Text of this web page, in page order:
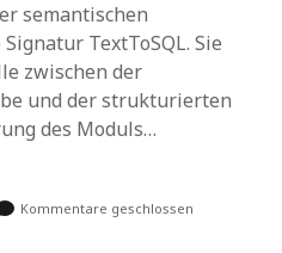
semantischen
TextToSQL. Sie
zwischen der
und der strukturierten
des Moduls…
Kommentare geschlossen